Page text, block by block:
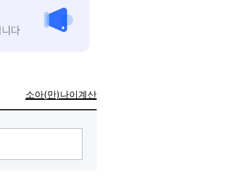
소아(만)나이계산